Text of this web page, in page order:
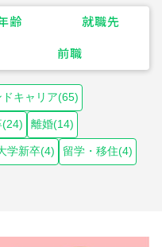
齢
就職先
前職
ドキャリア(65)
(24) 離婚(14)
学新卒(4) 留学・移住(4)